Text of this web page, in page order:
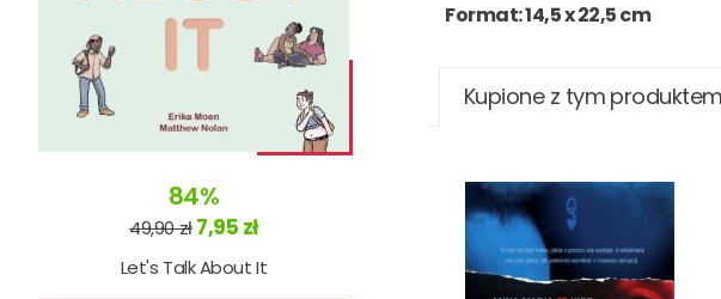
84%
49,90 zł 7,95 zł
Let's Talk About It
Format: 14,5 x 22,5 cm
Kupione z tym produktem